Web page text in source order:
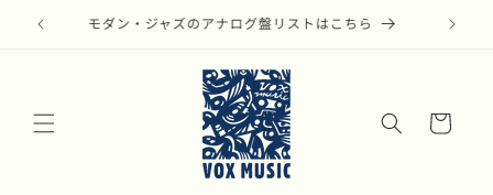
ンツに
モダン・ジャズのアナログ盤リストはこちら
ー